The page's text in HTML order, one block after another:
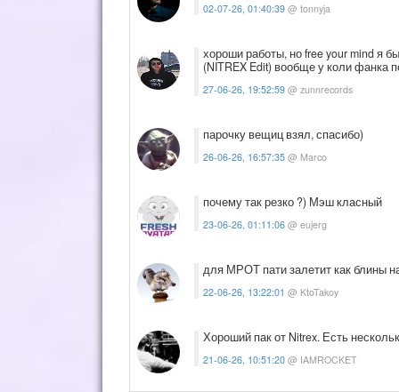
02-07-26, 01:40:39 @ tonnyja
хороши работы, но free your mind я
(NITREX Edit) вообще у коли фанка
27-06-26, 19:52:59 @ zunnrecords
парочку вещиц взял, спасибо)
26-06-26, 16:57:35 @ Marco
почему так резко ?) Мэш класный
23-06-26, 01:11:06 @ eujerg
для МРОТ пати залетит как блины
22-06-26, 13:22:01 @ KtoTakoy
Хороший пак от Nitrex. Есть
21-06-26, 10:51:20 @ IAMROCKET